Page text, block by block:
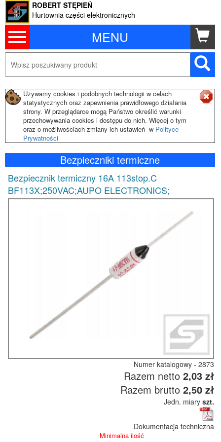
MENU
ROBERT STĘPIEŃ
Hurtownia części elektronicznych
Używamy cookies i podobnych technologii w celach
statystycznych oraz zapewnienia prawidłowego działania
strony. W przeglądarce mogą Państwo określić warunki
przechowywania cookies i dostępu do nich. Więcej o tym
oraz o możliwościach zmiany ich ustawień w Polityce
Prywatności
Bezpieczniki termiczne
Bezpiecznik termiczny 16A 113stop.C
BF113X;250VAC;AUPO ELECTRONICS;
Numer katalogowy - 2873
Razem netto 2,03 zł
Razem brutto 2,50 zł
Jedn. miary szt.
Dokumentacja techniczna
Minimalna ilość